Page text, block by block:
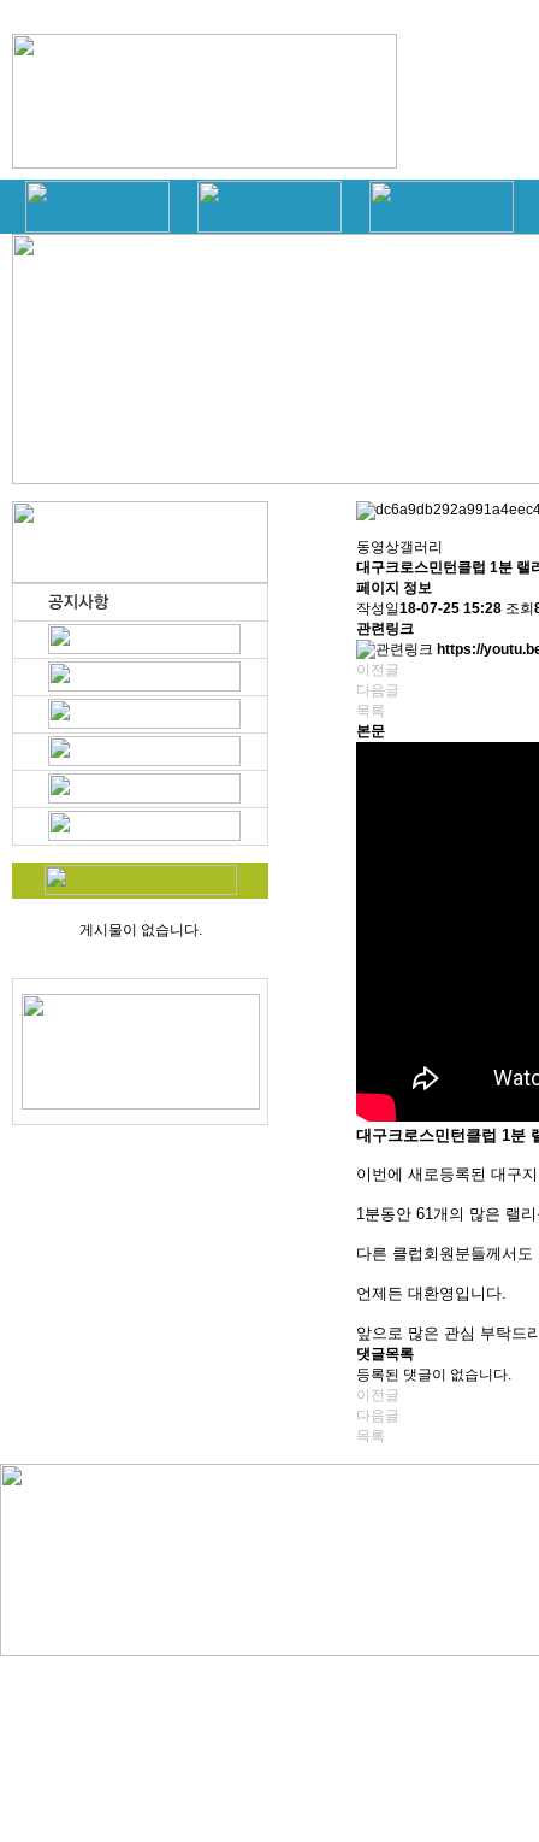
게시물이 없습니다.
동영상갤러리
대구크로스민턴클럽 1분 랠
페이지 정보
작성일18-07-25 15:28 조회
관련링크
https://
이전글
다음글
목록
본문
대구크로스민턴클럽 1분
이번에 새로등록된 대구
1분동안 61개의 많은 랠
다른 클럽회원분들께서
언제든 대환영입니다.
앞으로 많은 관심 부탁드
댓글목록
등록된 댓글이 없습니다.
이전글
다음글
목록